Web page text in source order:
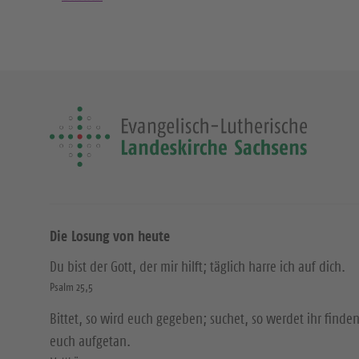
Die Losung von heute
Du bist der Gott, der mir hilft; täglich harre ich auf dich.
Psalm 25,5
Bittet, so wird euch gegeben; suchet, so werdet ihr
euch aufgetan.